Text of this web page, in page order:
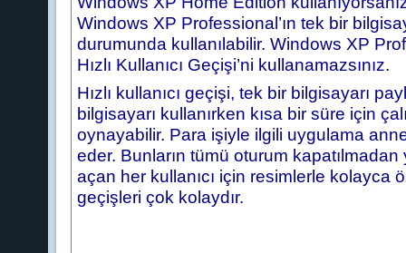
Windows XP Professional’ın tek bir
durumunda kullanılabilir. Windows XP
Hızlı Kullanıcı Geçişi’ni kullanamazsınız.
Hızlı kullanıcı geçişi, tek bir bilgisayarı
bilgisayarı kullanırken kısa bir süre için
oynayabilir. Para işiyle ilgili uygulama
eder. Bunların tümü oturum
açan her kullanıcı için resimlerle kolayca
geçişleri çok kolaydır.